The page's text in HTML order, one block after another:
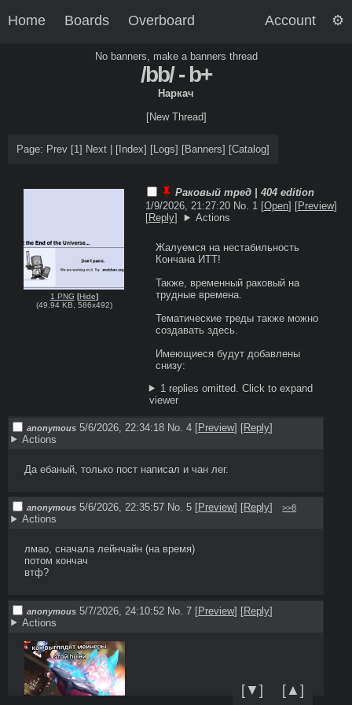
Home Boards Overboard Account
No banners, make a banners thread
/bb/ - b+
Наркач
[New Thread]
[▼] [▲]
Page: Prev [1] Next | [ Index] [Logs] [Banners] [Catalog]
1 PNG [Hide]
(49.94 KB 586x492)
Раковый тред | 404 edition
1/9/2026, 21:27:20 No. 1 [Open] [Preview]
[Reply] Actions
Жалуемся на нестабильность
Кончана ИТТ!
Также, временный раковый на
трудные времена.
Тематические треды также можно
создавать здесь.
Имеющиеся будут добавлены
1 replies omitted. Click to expand
viewer
anonymous 5/6/2026, 22:34:18 No. 4 [Preview] [Reply]
Actions
Да ебаный, только пост написал и чан лег.
anonymous 5/6/2026, 22:35:57 No. 5 [Preview] [Reply] >>8
Actions
лмао, сначала лейнчайн (на время)
потом кончач
втф?
anonymous 5/7/2026, 24:10:52 No. 7 [Preview] [Reply]
Actions